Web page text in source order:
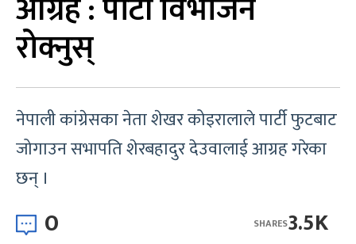
रोक्नुस्
नेपाली कांग्रेसका नेता शेखर कोइरालाले पार्टी फुटबाट
जोगाउन सभापति शेरबहादुर देउवालाई आग्रह गरेका
छन् ।
0 3.5K
SHARES